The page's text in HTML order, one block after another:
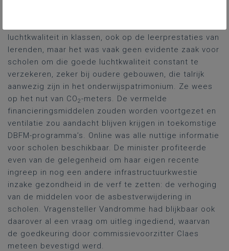
luchtkwaliteit in klassen, ook op de leerprestaties van
lerenden, maar het was vaak geen evidente zaak voor
scholen om die goede luchtkwaliteit constant te
verzekeren, zeker bij oudere gebouwen, die talrijk
aanwezig zijn in het onderwijspatrimonium. Ze wees
op het nut van CO2-meters. De vermelde
financieringsmiddelen zouden worden voortgezet en
ventilatie zou aandacht blijven krijgen in toekomstige
DBFM-programma’s. Online was alle nuttige informatie
voor scholen beschikbaar. De minister profiteerde
even van de gelegenheid om haar eigen recente
ingreep in nog een andere infrastructuurkwestie
inzake gezondheid in de verf te zetten: de verhoging
van de middelen voor de asbestverwijdering in
scholen. Vragensteller Vandromme had blijkbaar ook
daarover al een vraag om uitleg ingediend, waarvan
de goedkeuring door commissievoorzitter Claes
meteen bevestigd werd.